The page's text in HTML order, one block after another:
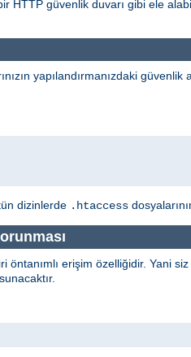
HTTP güvenlik duvarı gibi ele
yapılandırmanızdaki güvenlik
dizinlerde .htaccess
öntanımlı erişim özelliğidir. Yani